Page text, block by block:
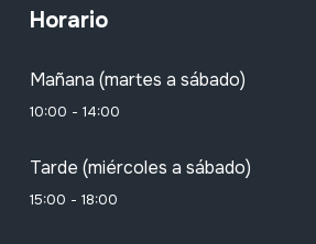
Horario
Mañana (martes a sábado)
10:00 - 14:00
Tarde (miércoles a sábado)
15:00 - 18:00